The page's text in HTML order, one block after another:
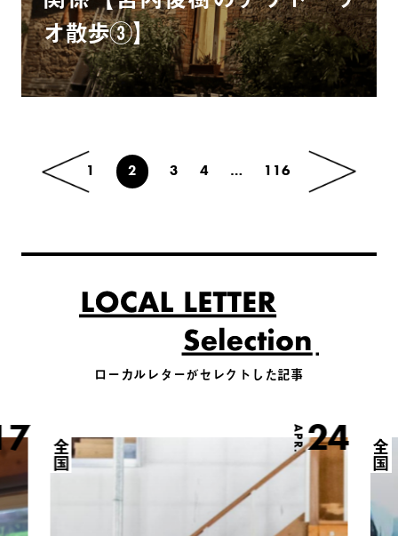
オ散歩③】
1 2 3 4 … 116
ローカルレターがセレクトした記事
APR.24
全国 全国